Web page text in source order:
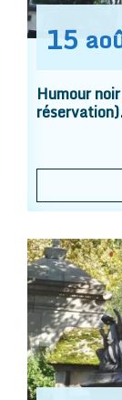
15
Humour